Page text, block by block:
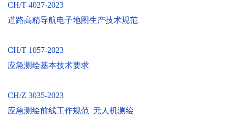
CH/T 4027-2023
道路高精导航电子地图生产技术规范
CH/T 1057-2023
应急测绘基本技术要求
CH/Z 3035-2023
应急测绘前线工作规范 无人机测绘